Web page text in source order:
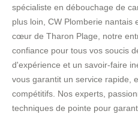
spécialiste en débouchage de
plus loin, CW Plomberie nantais
cœur de Tharon Plage, notre
confiance pour tous vos soucis
d'expérience et un savoir-faire
vous garantit un service rapide,
compétitifs. Nos experts,
techniques de pointe pour